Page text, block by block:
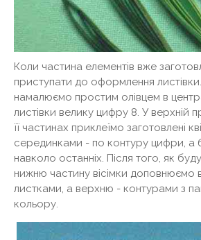
Коли частина елементів вже
приступати до оформлення
намалюємо простим олівцем в
листівки велику цифру 8. У верхній
її частинах приклеїмо заготовлені
серединками - по контуру цифри, а
навколо останніх. Після того, як
нижню частину вісімки доповнюємо
листками, а верхню - контурами з
кольору.